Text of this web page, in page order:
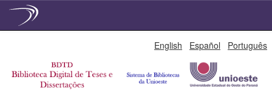
English Español Português